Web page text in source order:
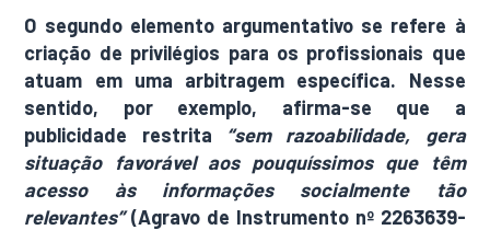
O segundo elemento argumentativo se refere à
criação de privilégios para os profissionais que
atuam em uma arbitragem específica. Nesse
sentido, por exemplo, afirma-se que a
publicidade restrita “sem razoabilidade, gera
situação favorável aos pouquíssimos que têm
acesso às informações socialmente tão
relevantes”(Agravo de Instrumento nº 2263639-